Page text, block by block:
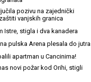
pozivu na zajednički
vanjskih granica
Istre, stigla i dva kanadera
pulska Arena plesala do jutra
apartman u Cancinima!
novi požar kod Orihi, stigli